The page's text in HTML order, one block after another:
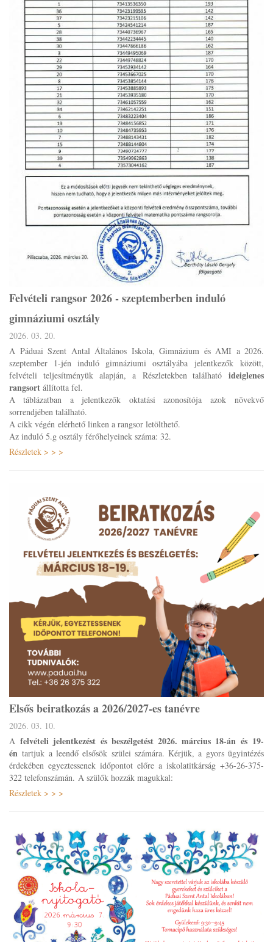
Felvételi rangsor 2026 - szeptemberben induló
gimnáziumi osztály
2026. 03. 20.
A Páduai Szent Antal Általános Iskola, Gimnázium és AMI a 2026.
szeptember 1-jén induló gimnáziumi osztályába jelentkezők között,
felvételi teljesítményük alapján, a Részletekben található ideiglenes
rangsort állította fel.
A táblázatban a jelentkezők oktatási azonosítója azok növekvő
sorrendjében található.
A cikk végén elérhető linken a rangsor letölthető.
Az induló 5.g osztály férőhelyeinek száma: 32.
Részletek > > >
Elsős beiratkozás a 2026/2027-es tanévre
2026. 03. 10.
A felvételi jelentkezést és beszélgetést 2026. március 18-án és 19-
éntartjuk a leendő elsősök szülei számára. Kérjük, a gyors ügyintézés
érdekében egyeztessenek időpontot előre a iskolatitkárság +36-26-375-
322 telefonszámán. A szülők hozzák magukkal:
Részletek > > >